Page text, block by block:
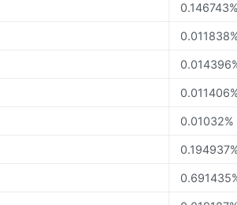
0.146743%
0.01032%